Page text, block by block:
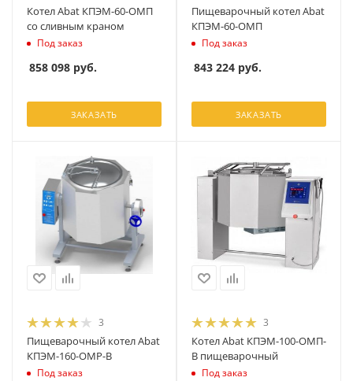
Котел Abat КПЭМ-60-ОМП
со сливным краном
Под заказ
858 098 руб.
ЗАКАЗАТЬ
Пищеварочный котел Abat
КПЭМ-60-ОМП
Под заказ
843 224 руб.
ЗАКАЗАТЬ
3
Пищеварочный котел Abat
КПЭМ-160-ОМР-В
Под заказ
3
Котел Abat КПЭМ-100-ОМП-
В пищеварочный
Под заказ